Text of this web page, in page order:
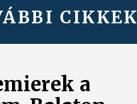
CIKKEK
a